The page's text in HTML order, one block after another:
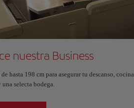
nuestra Business
hasta 198 cm para asegurar tu descanso, cocina
una selecta bodega.